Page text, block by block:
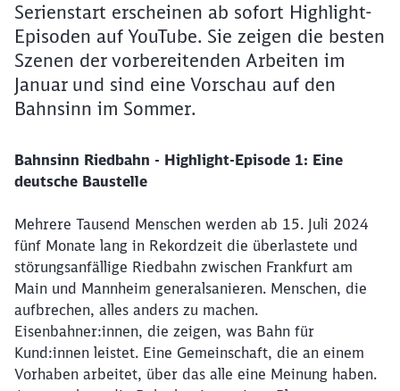
Serienstart erscheinen ab sofort Highlight-
Episoden auf YouTube. Sie zeigen die besten
Szenen der vorbereitenden Arbeiten im
Januar und sind eine Vorschau auf den
Bahnsinn im Sommer.
Bahnsinn Riedbahn - Highlight-Episode 1: Eine
deutsche Baustelle
Mehrere Tausend Menschen werden ab 15. Juli 2024
fünf Monate lang in Rekordzeit die überlastete und
störungsanfällige Riedbahn zwischen Frankfurt am
Main und Mannheim generalsanieren. Menschen, die
aufbrechen, alles anders zu machen.
Eisenbahner:innen, die zeigen, was Bahn für
Kund:innen leistet. Eine Gemeinschaft, die an einem
Vorhaben arbeitet, über das alle eine Meinung haben.